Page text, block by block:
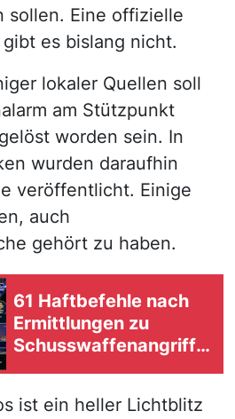
sollen. Eine offizielle
es bislang nicht.
lokaler Quellen soll
am Stützpunkt
worden sein. In
wurden daraufhin
veröffentlicht. Einige
auch
gehört zu haben.
61 Haftbefehle nach
Ermittlungen zu
Schusswaffenangriffe
ist ein heller Lichtblitz